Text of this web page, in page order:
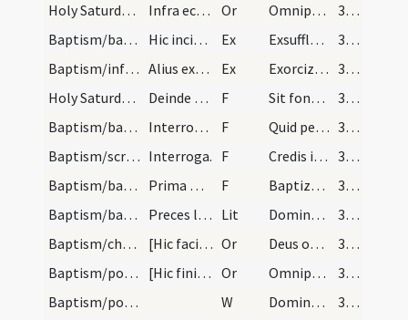
Holy Saturday/baptismal font/6
Infra ecclesiam oratio super competentem. Or Omnipotens ... impleatur effectu.
349 (144)
Baptism/baptismal font
Hic incipimus exorcismus aquae dicendo sic. [Deus… Ex Exsufflo te immundissime spiritus in nomine Domini nostri Iesu Christi. Amen.
349 (144)
Baptism/infirmity
Alius exorcismus. Ex Exorcizo te creatura aquae
349 (144)
Holy Saturday/baptismal font/18
Deinde accipe chrisma fundens illud in modum cruc… F Sit fons ... In nomine Patris
349 (144)
Baptism/baptismal font
Interroga [nomen eius] dicendo. F Quid petis
350 (145)
Baptism/scrutiny Interroga. F Credis in Deum
350 (145)
Baptism/baptismal font
Prima mersio [Hic non dicitur nomen.] secunda mer… F Baptizo te
350 (145)
Baptism/baptismal font
Preces litania. Lit Domine miserere
350 (145)
Baptism/chrism
[Hic faciat...] Tunc faciat sacerdos cum pollice… Or Deus omnipotens ... qui dedit tibi
350 (145)
Baptism/post baptism
[Hic finitis...] Oratio quando levatus est de aqu… Or Omnipotens ... qui regenerasti
350 (145)
Baptism/post baptism
W Dominus vobiscum.
350 (145)